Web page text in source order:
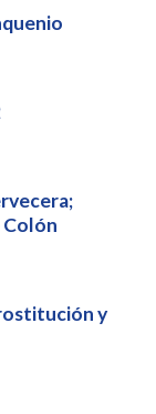
Colón
y